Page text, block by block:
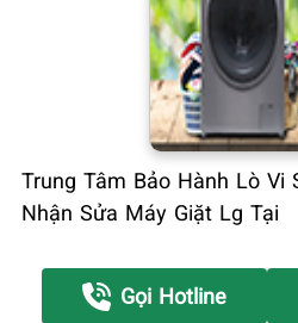
Trung Tâm Bảo Hành Lò Vi
Nhận Sửa Máy Giặt Lg Tại
Gọi Hotline